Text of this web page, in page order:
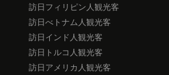
訪日フィリピン人観光客
訪日べトナム人観光客
訪日インド人観光客
訪日トルコ人観光客
訪日アメリカ人観光客